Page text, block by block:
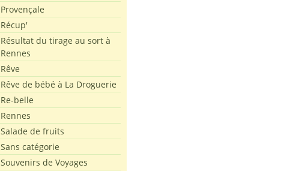
Provençale
Récup'
Résultat du tirage au sort à
Rennes
Rêve
Rêve de bébé à La Droguerie
Re-belle
Rennes
Salade de fruits
Sans catégorie
Souvenirs de Voyages